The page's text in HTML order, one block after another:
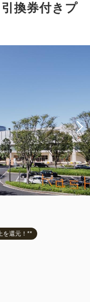
引換券付きプ
を還元！**